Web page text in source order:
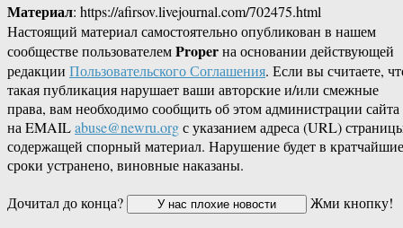
Материал: https://afirsov.livejournal.com/702475.html
Настоящий материал самостоятельно опубликован в нашем
сообществе пользователемProperна основании действующей
редакции Пользовательского Соглашения. Если вы считаете,
такая публикация нарушает ваши авторские и/или смежные
права, вам необходимо сообщить об этом администрации сайта
на EMAILabuse@newru.orgс указанием адреса (URL)
содержащей спорный материал. Нарушение будет в кратчайшие
сроки устранено, виновные наказаны.
Дочитал до конца?
Жми кнопку!